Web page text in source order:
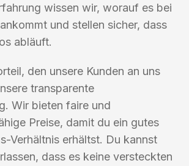
wissen wir, worauf es bei
und stellen sicher, dass
abläuft.
den unsere Kunden an uns
transparente
Wir bieten faire und
Preise, damit du ein gutes
Verhältnis erhältst. Du kannst
dass es keine versteckten